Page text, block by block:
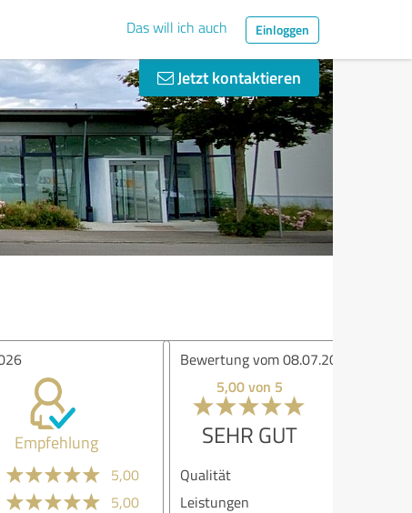
Das will ich auch Einloggen
Jetzt kontaktieren
vom 08.07.2026
5,00 von 5
SEHR GUT Empfehlung
5,00